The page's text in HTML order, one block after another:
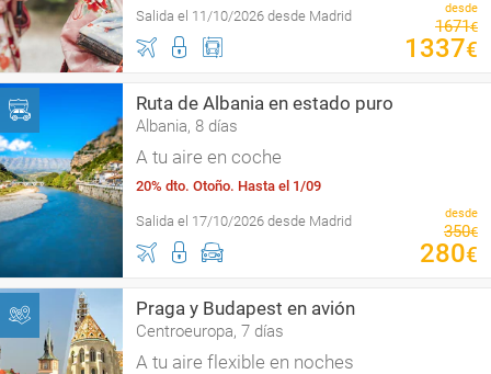
Salida el 11/10/2026 desde Madrid desde
1671€
1337€
Ruta de Albania en estado puro
Albania, 8 días
A tu aire en coche
20% dto. Otoño. Hasta el 1/09
Salida el 17/10/2026 desde Madrid desde
350€
280€
Praga y Budapest en avión
Centroeuropa, 7 días
A tu aire flexible en noches